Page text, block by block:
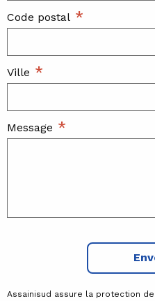
Code postal *
Ville *
Message *
Assainisud assure la protection